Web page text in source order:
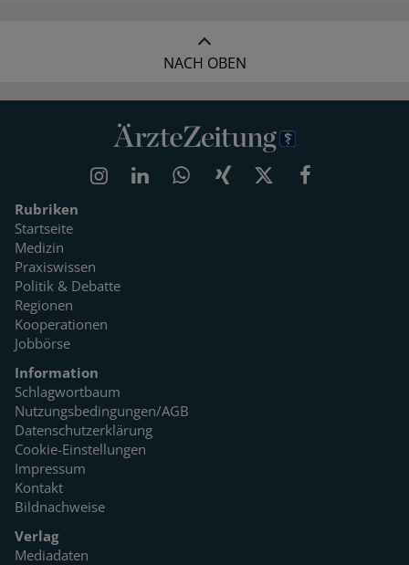
NACH OBEN
Rubriken
Startseite
Medizin
Praxiswissen
Politik & Debatte
Regionen
Kooperationen
Jobbörse
Information
Schlagwortbaum
Nutzungsbedingungen/AGB
Datenschutzerklärung
Cookie-Einstellungen
Impressum
Kontakt
Bildnachweise
Verlag
Mediadaten